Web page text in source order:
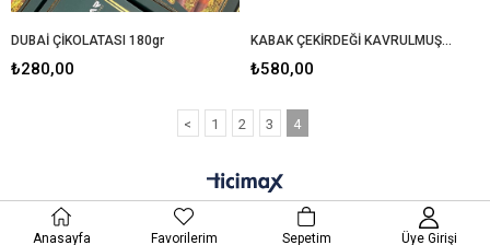
DUBAİ ÇİKOLATASI 180gr
₺280,00
KABAK ÇEKİRDEĞİ KAVRULMUŞ TUZSUZ
₺580,00
< 1 2 3 4
Anasayfa Favorilerim Sepetim Üye Girişi